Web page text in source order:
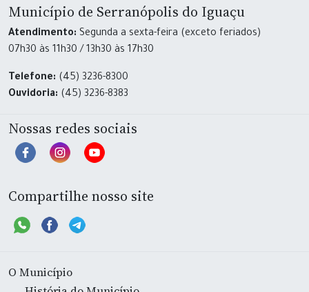
Município de Serranópolis do Iguaçu
Atendimento: Segunda a sexta-feira (exceto feriados)
07h30 às 11h30 / 13h30 às 17h30
Telefone: (45) 3236-8300
Ouvidoria: (45) 3236-8383
Nossas redes sociais
Compartilhe nosso site
O Município